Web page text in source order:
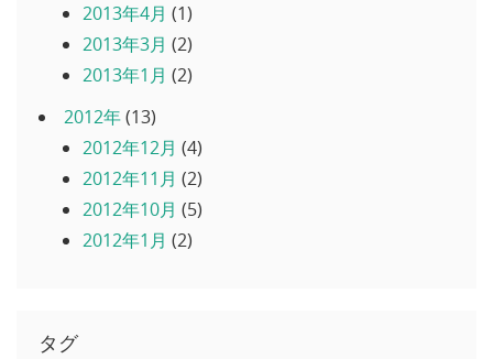
2013年4月 (1)
2013年3月 (2)
2013年1月 (2)
2012年(13)
2012年12月 (4)
2012年11月 (2)
2012年10月 (5)
2012年1月 (2)
タグ